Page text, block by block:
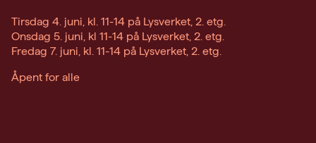
Tirsdag 4. juni, kl. 11-14 på Lysverket, 2. etg.
Onsdag 5. juni, kl 11-14 på Lysverket, 2. etg.
Fredag 7. juni, kl. 11-14 på Lysverket, 2. etg.
Åpent for alle